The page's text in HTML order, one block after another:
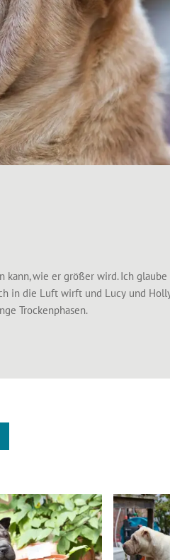
kann, wie er größer wird. Ich
in die Luft wirft und Lucy und
Trockenphasen.